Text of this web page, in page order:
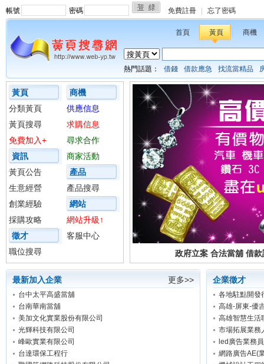
帳號 密碼 免費註冊 忘了密碼
首頁 黃頁 商機
熱門話題： 借錢 借款應急 找流當精品
黃頁
分類黃頁
黃頁搜尋
免費加入+
資訊
黃頁公告
生意經營
創業經驗
採購攻略
徵才
職位搜尋
商機
供應信息
求購信息
尋求合作
商家活動
產品
產品搜尋
網站
網站升級↑
客服中心
政府立案 合法當舖 借
最新加入企業 更多>>
台中太平高盛當舖
台南華南當舖
美加文化實業股份有限公司
光輝科技有限公司
峰歐實業有限公司
台達環保工程行
企業徵才
各地駐點開發
高雄-屏東-優
高雄智慧生活
市場拓展業務
led廣告業務員
網路廣告AE(